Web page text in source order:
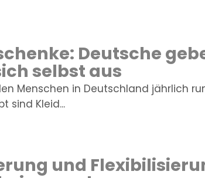
Deutsche
selbst aus
Menschen in Deutschland jährlich
sind Kleid...
und